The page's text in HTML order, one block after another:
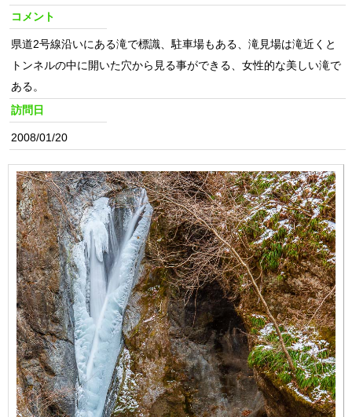
コメント
県道2号線沿いにある滝で標識、駐車場もある、滝見場は滝近くと
トンネルの中に開いた穴から見る事ができる、女性的な美しい滝で
ある。
訪問日
2008/01/20